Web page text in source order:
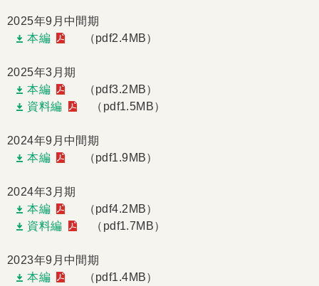
2025年9月中間期
本編
（pdf2.4MB）
2025年3月期
本編
（pdf3.2MB）
資料編
（pdf1.5MB）
2024年9月中間期
本編
（pdf1.9MB）
2024年3月期
本編
（pdf4.2MB）
資料編
（pdf1.7MB）
2023年9月中間期
本編
（pdf1.4MB）